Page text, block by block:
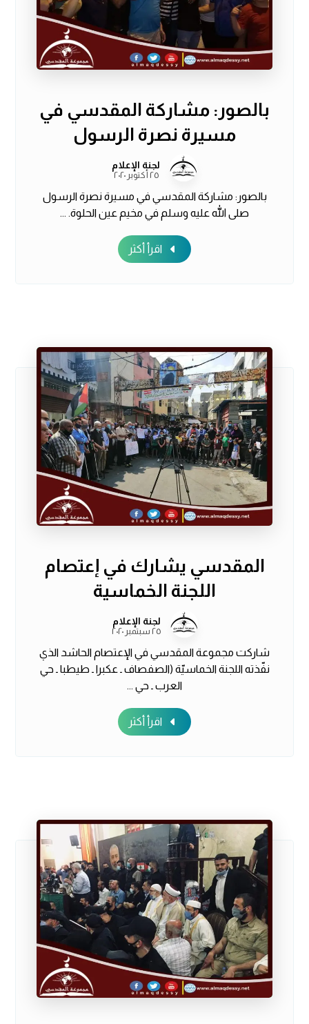
بالصور: مشاركة المقدسي في
مسيرة نصرة الرسول
لجنة الإعلام
٢٥ أكتوبر ٢٠٢٠
بالصور: مشاركة المقدسي في مسيرة نصرة الرسول
صلى الله عليه وسلم في مخيم عين الحلوة. ...
اقرأ أكثر
المقدسي يشارك في إعتصام
اللجنة الخماسية
لجنة الإعلام
٢٥ سبتمبر ٢٠٢٠
شاركت مجموعة المقدسي في الإعتصام الحاشد الذي
نفّذته اللجنة الخماسيّة (الصفصاف ـ عكبرا ـ طيطبا ـ حي
العرب ـ حي ...
اقرأ أكثر